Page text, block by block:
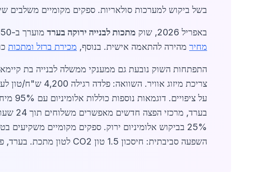
בשל ביקוש למערכות סולאריות. ספקים מקומיים משלבים
באפריל 2026, שוק מתכות לבנייה ירוקה בערד מוערך ב-150 מיליון ש"ח שנתיים, עם צפי לגידול של 15% עד סוף השנה. קבלנים יכולים ליהנות מ
מחיר מהירה להתאמה אישית. בנוסף, מכירת ברזל ומתכות
השפעה סביבתית: חיסכון 1.5 טון CO2 לטון מתכת. בערד, פרויקטים ממשלתיים דוחפים אימוץ. לפרטים,